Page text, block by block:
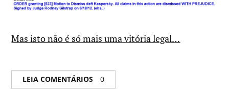
Mas isto não é só mais uma vitória legal…
LEIA COMENTÁRIOS 0